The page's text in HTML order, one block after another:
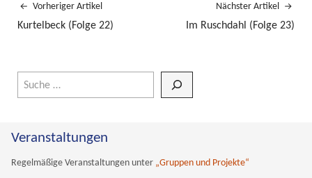
Vorheriger Artikel
Kurtelbeck (Folge 22)
Nächster Artikel
Im Ruschdahl (Folge 23)
Veranstaltungen
Regelmäßige Veranstaltungen unter „Gruppen und Projekte“